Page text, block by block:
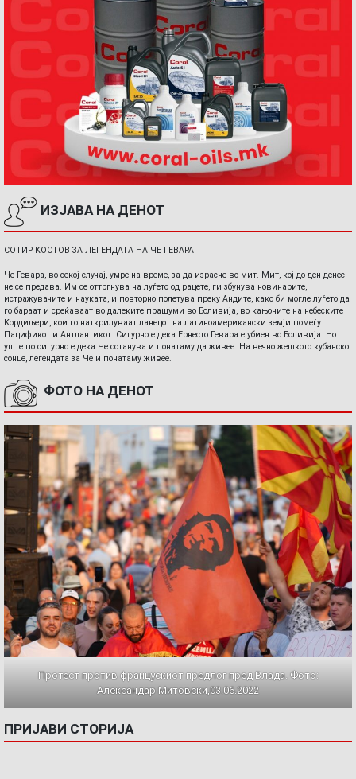
ИЗЈАВА НА ДЕНОТ
СОТИР КОСТОВ ЗА ЛЕГЕНДАТА НА ЧЕ ГЕВАРА
Че Гевара, во секој случај, умре на време, за да израсне во мит. Мит, кој до ден денес
не се предава. Им се оттргнува на луѓето од рацете, ги збунува новинарите,
истражувачите и науката, и повторно полетува преку Андите, како би могле луѓето да
го бараат и среќаваат во далеките прашуми во Боливија, во кањоните на небеските
Кордиљери, кои го наткрилуваат ланецот на латиноамерикански земји помеѓу
Пацификот и Антлантикот. Сигурно е дека Ернесто Гевара е убиен во Боливија. Но
уште по сигурно е дека Че останува и понатаму да живее. На вечно жешкото кубанско
сонце, легендата за Че и понатаму живее.
ФОТО НА ДЕНОТ
Протест против францускиот предлог пред Влада. Фото:
Александар Митовски,03.06.2022
ПРИЈАВИ СТОРИЈА